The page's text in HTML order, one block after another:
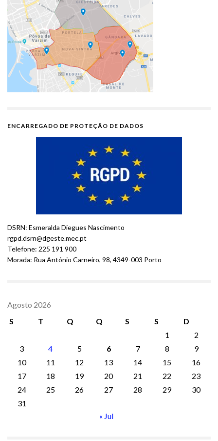
ENCARREGADO DE PROTEÇÃO DE DADOS
DSRN: Esmeralda Diegues Nascimento
rgpd.dsrn@dgeste.mec.pt
Telefone: 225 191 900
Morada: Rua António Carneiro, 98, 4349-003 Porto
Agosto 2026
S
T Q Q S S
D
1
2
3
4 5 6 7 8
9
10
11 12 13 14 15
16
17
18 19 20 21 22
23
24
25 26 27 28 29
30
31
« Jul